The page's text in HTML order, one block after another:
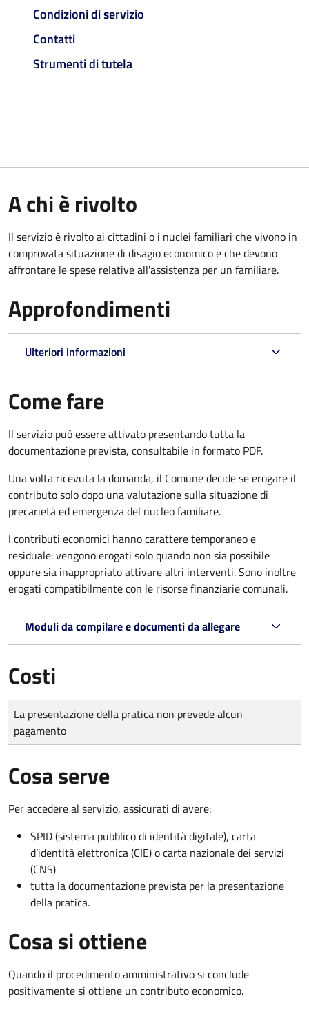
Condizioni di servizio
Contatti
Strumenti di tutela
A chi è rivolto
Il servizio è rivolto ai cittadini o i nuclei familiari che vivono in
comprovata situazione di disagio economico e che devono
affrontare le spese relative all'assistenza per un familiare.
Approfondimenti
Ulteriori informazioni
Come fare
Il servizio può essere attivato presentando tutta la
documentazione prevista, consultabile in formato PDF.
Una volta ricevuta la domanda, il Comune decide se erogare il
contributo solo dopo una valutazione sulla situazione di
precarietà ed emergenza del nucleo familiare.
I contributi economici hanno carattere temporaneo e
residuale: vengono erogati solo quando non sia possibile
oppure sia inappropriato attivare altri interventi. Sono inoltre
erogati compatibilmente con le risorse finanziarie comunali.
Moduli da compilare e documenti da allegare
Costi
Tipo di pagamento
Importo
La presentazione della pratica non prevede alcun
pagamento
Cosa serve
Per accedere al servizio, assicurati di avere:
SPID (sistema pubblico di identità digitale), carta
d’identità elettronica (CIE) o carta nazionale dei servizi
(CNS)
tutta la documentazione prevista per la presentazione
della pratica.
Cosa si ottiene
Quando il procedimento amministrativo si conclude
positivamente si ottiene un contributo economico.